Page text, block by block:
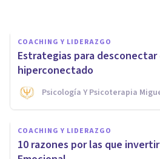
COACHING Y LIDERAZGO
Estrategias para desconectar
hiperconectado
Psicología Y Psicoterapia
COACHING Y LIDERAZGO
10 razones por las que
¿Por qué es